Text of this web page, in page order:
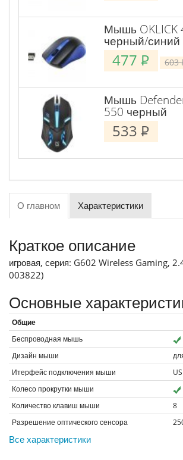
Мышь OKLICK
черный/синий
477 P 603
Мышь
550 черный
533 P
О главном Характеристики
Краткое описание
игровая, серия: G602 Wireless Gaming,
003822)
Основные
Общие
Беспроводная мышь
Дизайн мыши
Итерфейс подключения мыши
Колесо прокрутки мыши
Количество клавиш мыши
8
Разрешение оптического сенсора
Все характеристики